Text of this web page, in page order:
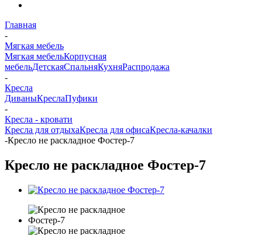
Главная
-
Мягкая мебель
Мягкая мебельКорпусная
мебельДетскаяСпальняКухняРаспродажа
-
Кресла
ДиваныКреслаПуфики
-
Кресла - кровати
Кресла для отдыхаКресла для офисаКресла-качалки
-Кресло не раскладное Фостер-7
Кресло не раскладное Фостер-7